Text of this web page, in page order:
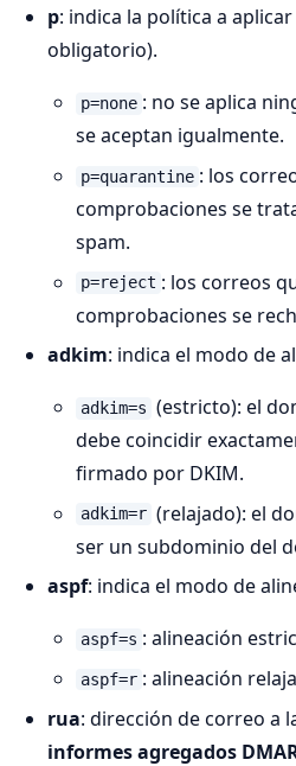
p: indica la política a
obligatorio).
p=none : no se aplica
se aceptan igualmente.
p=quarantine : los
comprobaciones se
spam.
p=reject : los correos
comprobaciones se
adkim: indica el modo de
adkim=s (estricto): el
debe coincidir
firmado por DKIM.
adkim=r (relajado): el
ser un subdominio del
aspf: indica el modo de
aspf=s : alineación
aspf=r : alineación
rua: dirección de correo a
informes agregados